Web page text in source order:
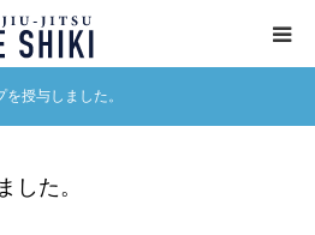
を授与しました。
した。